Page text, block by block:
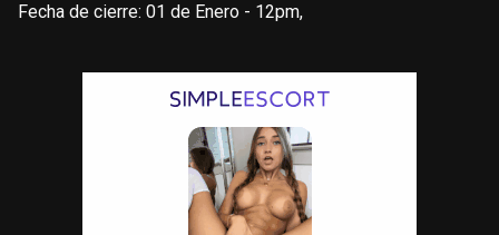
Fecha de cierre: 01 de Enero - 12pm,